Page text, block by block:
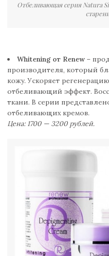
Отбеливающая серия Natura
Whitening от Renew–
производителя, который
кожу. Ускоряет
отбеливающий эффект.
ткани. В серии
отбеливающих кремов.
Цена: 1700 — 3200 рублей.